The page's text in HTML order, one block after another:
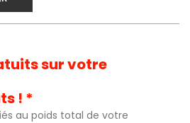
sur votre
! *
au poids total de votre